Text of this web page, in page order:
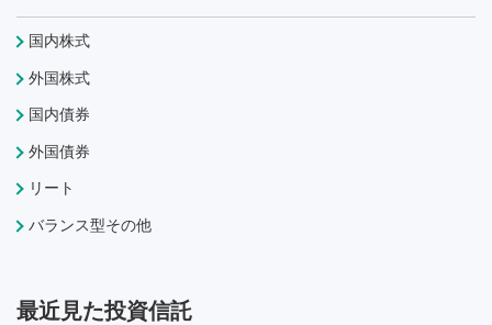
国内株式
外国株式
国内債券
外国債券
リート
バランス型その他
最近見た投資信託